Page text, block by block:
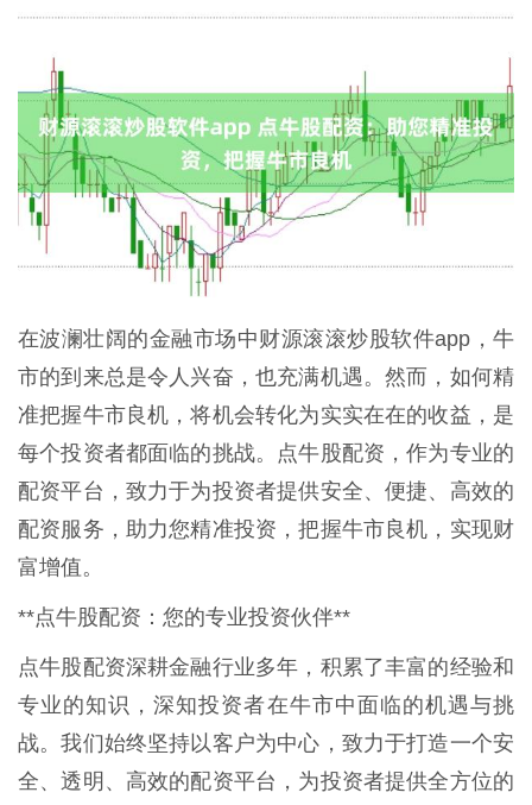
在波澜壮阔的金融市场中财源滚滚炒股软件app，牛
市的到来总是令人兴奋，也充满机遇。然而，如何精
准把握牛市良机，将机会转化为实实在在的收益，是
每个投资者都面临的挑战。点牛股配资，作为专业的
配资平台，致力于为投资者提供安全、便捷、高效的
配资服务，助力您精准投资，把握牛市良机，实现财
富增值。
**点牛股配资：您的专业投资伙伴**
点牛股配资深耕金融行业多年，积累了丰富的经验和
专业的知识，深知投资者在牛市中面临的机遇与挑
战。我们始终坚持以客户为中心，致力于打造一个安
全、透明、高效的配资平台，为投资者提供全方位的